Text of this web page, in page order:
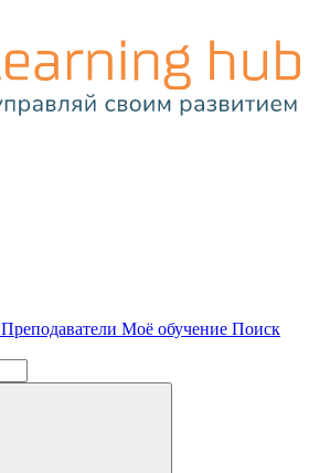
Преподаватели Моё обучение Поиск